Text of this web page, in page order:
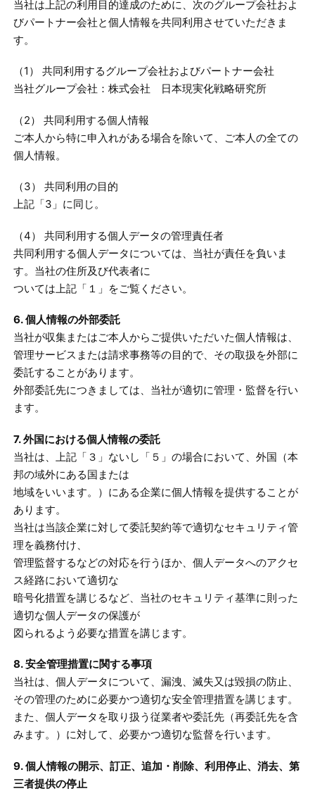
当社は上記の利用目的達成のために、次のグループ会社およ
びパートナー会社と個人情報を共同利用させていただきま
す。
（1） 共同利用するグループ会社およびパートナー会社
当社グループ会社：株式会社 日本現実化戦略研究所
（2） 共同利用する個人情報
ご本人から特に申入れがある場合を除いて、ご本人の全ての
個人情報。
（3） 共同利用の目的
上記「3」に同じ。
（4） 共同利用する個人データの管理責任者
共同利用する個人データについては、当社が責任を負いま
す。当社の住所及び代表者に
ついては上記「１」をご覧ください。
6. 個人情報の外部委託
当社が収集またはご本人からご提供いただいた個人情報は、
管理サービスまたは請求事務等の目的で、その取扱を外部に
委託することがあります。
外部委託先につきましては、当社が適切に管理・監督を行い
ます。
7. 外国における個人情報の委託
当社は、上記「３」ないし「５」の場合において、外国（本
邦の域外にある国または
地域をいいます。）にある企業に個人情報を提供することが
あります。
当社は当該企業に対して委託契約等で適切なセキュリティ管
理を義務付け、
管理監督するなどの対応を行うほか、個人データへのアクセ
ス経路において適切な
暗号化措置を講じるなど、当社のセキュリティ基準に則った
適切な個人データの保護が
図られるよう必要な措置を講じます。
8. 安全管理措置に関する事項
当社は、個人データについて、漏洩、滅失又は毀損の防止、
その管理のために必要かつ適切な安全管理措置を講じます。
また、個人データを取り扱う従業者や委託先（再委託先を含
みます。）に対して、必要かつ適切な監督を行います。
9. 個人情報の開示、訂正、追加・削除、利用停止、消去、第
三者提供の停止